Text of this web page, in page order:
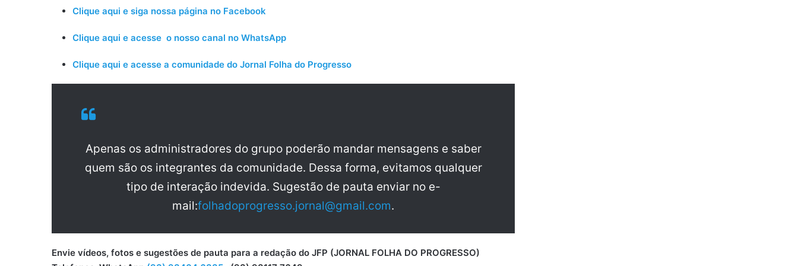
Clique aqui e siga nossa página no Facebook
Clique aqui e acesse o nosso canal no WhatsApp
Clique aqui e acesse a comunidade do Jornal Folha do Progresso
Apenas os administradores do grupo poderão mandar mensagens e saber
quem são os integrantes da comunidade. Dessa forma, evitamos qualquer
tipo de interação indevida. Sugestão de pauta enviar no e-
mail:folhadoprogresso.jornal@gmail.com.
Envie vídeos, fotos e sugestões de pauta para a redação do JFP (JORNAL FOLHA DO PROGRESSO)